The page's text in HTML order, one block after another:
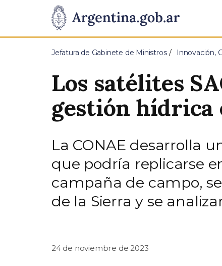
Presidencia
de
Pasar al contenido principal
Jefatura de Gabinete de Ministros Innovación,
Los satélites
gestión hídrica
La CONAE desarrolla
que podría replicarse
campaña de campo,
de la Sierra y se
24 de noviembre de 2023